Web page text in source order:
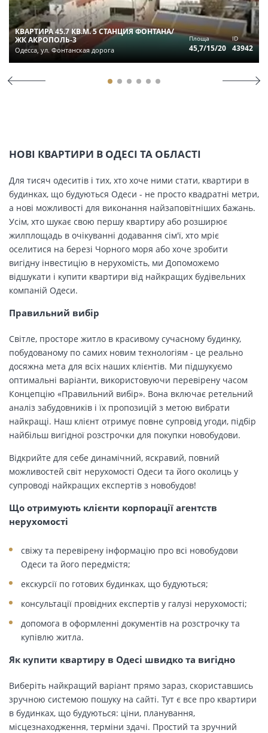
КВАРТИРА 45.7 КВ.М. 5 СТАНЦИЯ ФОНТАНА/
ЖК АКРОПОЛЬ-3
Одесса, ул. Фонтанская дорога
Площа
45,7/15/20
ID
43942
НОВІ КВАРТИРИ В ОДЕСІ ТА ОБЛАСТІ
Для тисяч одеситів і тих, хто хоче ними стати, квартири в
будинках, що будуються Одеси - не просто квадратні метри,
а нові можливості для виконання найзаповітніших бажань.
Усім, хто шукає свою першу квартиру або розширює
жилплощадь в очікуванні додавання сім'ї, хто мріє
оселитися на березі Чорного моря або хоче зробити
вигідну інвестицію в нерухомість, ми Допоможемо
відшукати і купити квартири від найкращих будівельних
компаній Одеси.
Правильний вибір
Світле, просторе житло в красивому сучасному будинку,
побудованому по самих новим технологіям - це реально
досяжна мета для всіх наших клієнтів. Ми підшукуємо
оптимальні варіанти, використовуючи перевірену часом
Концепцію «Правильний вибір». Вона включає ретельний
аналіз забудовників і їх пропозицій з метою вибрати
найкращі. Наш клієнт отримує повне супровід угоди, підбір
найбільш вигідної розстрочки для покупки новобудови.
Відкрийте для себе динамічний, яскравий, повний
можливостей світ нерухомості Одеси та його околиць у
супроводі найкращих експертів з новобудов!
Що отримують клієнти корпорації агентств
нерухомості
свіжу та перевірену інформацію про всі новобудови
Одеси та його передмістя;
екскурсії по готових будинках, що будуються;
консультації провідних експертів у галузі нерухомості;
допомога в оформленні документів на розстрочку та
купівлю житла.
Як купити квартиру в Одесі швидко та вигідно
Виберіть найкращий варіант прямо зараз, скориставшись
зручною системою пошуку на сайті. Тут є все про квартири
в будинках, що будуються: ціни, планування,
місцезнаходження, терміни здачі. Простий та зручний